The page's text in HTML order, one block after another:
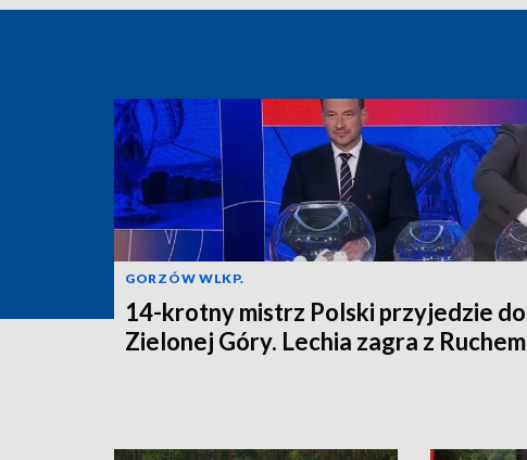
GORZÓW WLKP.
14-krotny mistrz Polski przyjedzie do
Zielonej Góry. Lechia zagra z Ruchem